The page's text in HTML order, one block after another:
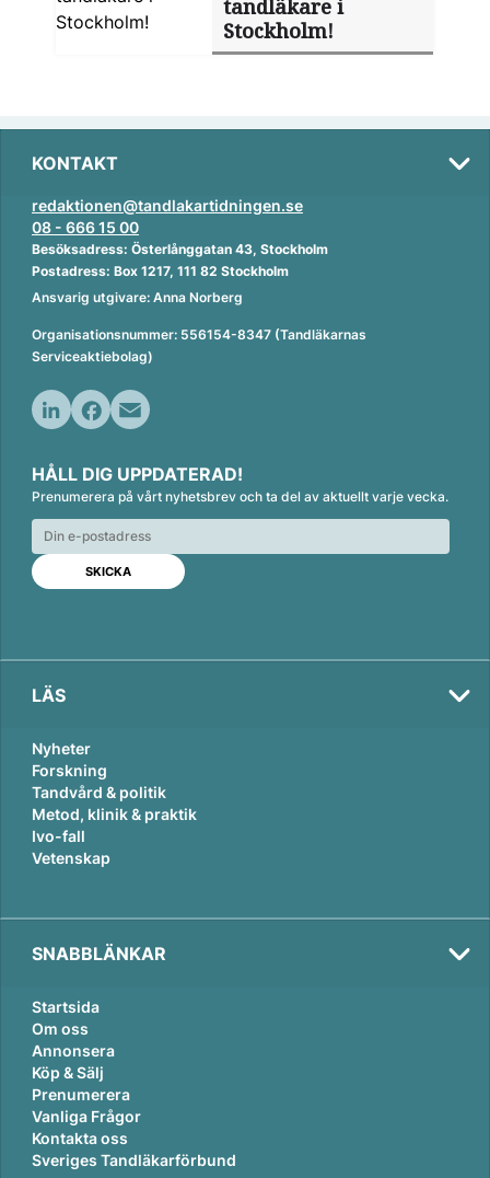
tandläkare i
Stockholm!
KONTAKT
redaktionen@tandlakartidningen.se
08 - 666 15 00
Besöksadress: Österlånggatan 43, Stockholm
Postadress: Box 1217, 111 82 Stockholm
Ansvarig utgivare: Anna Norberg
Organisationsnummer: 556154-8347 (Tandläkarnas
Serviceaktiebolag)
n
k
e
d
n
c
e
b
o
o
k
a
i
l
HÅLL DIG UPPDATERAD!
Prenumerera på vårt nyhetsbrev och ta del av aktuellt varje vecka.
LÄS
Nyheter
Forskning
Tandvård & politik
Metod, klinik & praktik
Ivo-fall
Vetenskap
SNABBLÄNKAR
Startsida
Om oss
Annonsera
Köp & Sälj
Prenumerera
Vanliga Frågor
Kontakta oss
Sveriges Tandläkarförbund